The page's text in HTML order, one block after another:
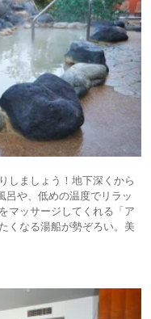
しましょう！地下深くから
呂や、低めの温度でリラッ
マッサージしてくれる「ア
くなる湯船が勢ぞろい。美